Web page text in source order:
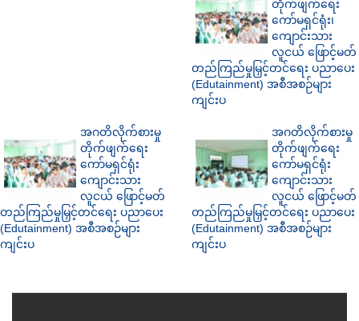
တိုက်ဖျက်ရေး
ကော်မရှင်ရုံး၊
ကျောင်းသား
လူငယ် ဖြောင့်မတ်
တည်ကြည်မှုမြှင့်တင်ရေး ပညာပေး
(Edutainment) အစီအစဉ်များ
ကျင်းပ
အဂတိလိုက်စားမှု
တိုက်ဖျက်ရေး
ကော်မရှင်ရုံး
ကျောင်းသား
လူငယ် ဖြောင့်မတ်
တည်ကြည်မှုမြှင့်တင်ရေး ပညာပေး
(Edutainment) အစီအစဉ်များ
ကျင်းပ
အဂတိလိုက်စားမှု
တိုက်ဖျက်ရေး
ကော်မရှင်ရုံး
ကျောင်းသား
လူငယ် ဖြောင့်မတ်
တည်ကြည်မှုမြှင့်တင်ရေး ပညာပေး
(Edutainment) အစီအစဉ်များ
ကျင်းပ